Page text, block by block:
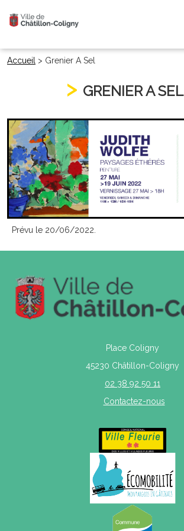
Accueil > Grenier A Sel
GRENIER A SEL
Prévu le 20/06/2022.
Place Coligny
45230 Châtillon-Coligny
02 38 92 50 11
Contactez-nous